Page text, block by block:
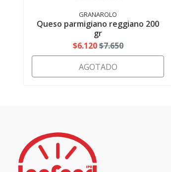
GRANAROLO
Queso parmigiano reggiano 200
gr
$6.120$7.650
AGOTADO